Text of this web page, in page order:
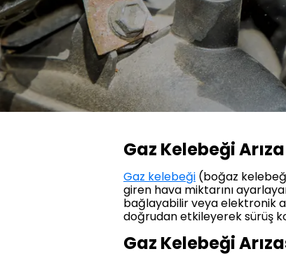
Gaz Kelebeği
Gaz kelebeği (boğaz
giren hava miktarını
bağlayabilir veya elektronik
doğrudan etkileyerek sürüş
Gaz Kelebeği